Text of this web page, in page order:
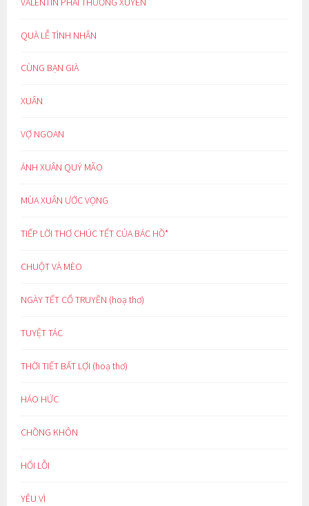
QUÀ LỄ TÌNH NHÂN
CÙNG BẠN GIÀ
XUÂN
VỢ NGOAN
ÁNH XUÂN QUÝ MÃO
MÙA XUÂN ƯỚC VỌNG
TIẾP LỜI THƠ CHÚC TẾT CỦA BÁC HỒ*
CHUỘT VÀ MÈO
NGÀY TẾT CỔ TRUYỀN (hoạ thơ)
TUYỆT TÁC
THỜI TIẾT BẤT LỢI (hoạ thơ)
HÁO HỨC
CHỒNG KHÔN
HỐI LỖI
YÊU VÌ